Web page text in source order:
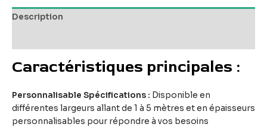
Description
Caractéristiques principales :
Personnalisable Spécifications : Disponible en
différentes largeurs allant de 1 à 5 mètres et en épaisseurs
personnalisables pour répondre à vos besoins